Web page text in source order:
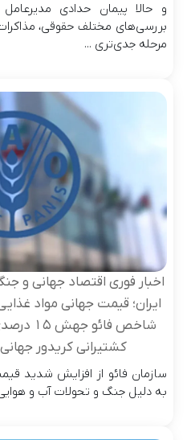
و حالا پیمان حدادی
بررسی‌های مختلف حقوقی،
مرحله جدی‌تری ...
اخبار فوری اقتصاد جهانی و
ایران؛ قیمت جهانی مواد
شاخص
کشتیرانی کریدور
سازمان فائو از افزایش شدید
به دلیل جنگ و تحولات آب و